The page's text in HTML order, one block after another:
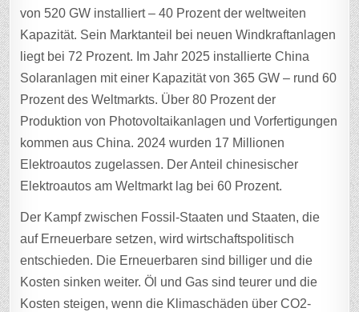
von 520 GW installiert – 40 Prozent der weltweiten
Kapazität. Sein Marktanteil bei neuen Windkraftanlagen
liegt bei 72 Prozent. Im Jahr 2025 installierte China
Solaranlagen mit einer Kapazität von 365 GW – rund 60
Prozent des Weltmarkts. Über 80 Prozent der
Produktion von Photovoltaikanlagen und Vorfertigungen
kommen aus China. 2024 wurden 17 Millionen
Elektroautos zugelassen. Der Anteil chinesischer
Elektroautos am Weltmarkt lag bei 60 Prozent.
Der Kampf zwischen Fossil-Staaten und Staaten, die
auf Erneuerbare setzen, wird wirtschaftspolitisch
entschieden. Die Erneuerbaren sind billiger und die
Kosten sinken weiter. Öl und Gas sind teurer und die
Kosten steigen, wenn die Klimaschäden über CO2-